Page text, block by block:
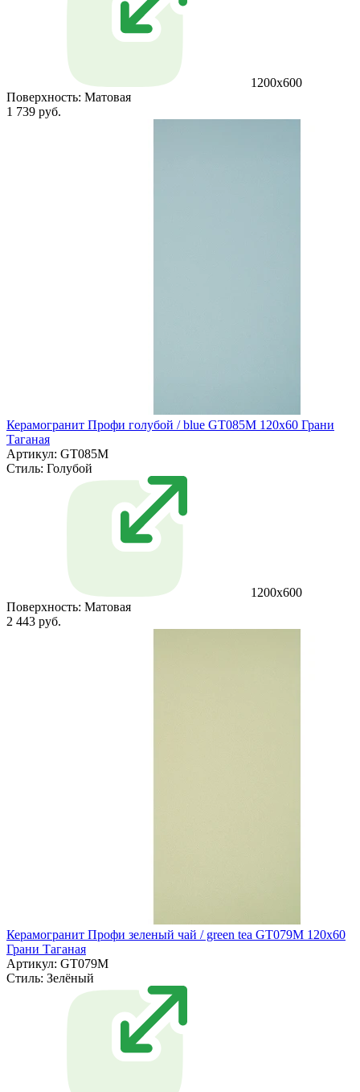
1200х600
Поверхность: Матовая
1 739 руб.
Керамогранит Профи голубой / blue GT085M 120х60 Грани
Таганая
Артикул: GT085M
Стиль: Голубой
1200х600
Поверхность: Матовая
2 443 руб.
Керамогранит Профи зеленый чай / green tea GT079M 120х60
Грани Таганая
Артикул: GT079M
Стиль: Зелёный